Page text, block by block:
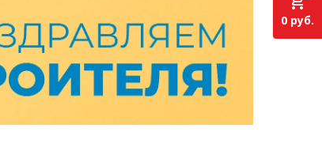
Инвестпроекты
Подписка на Базу
0 руб.